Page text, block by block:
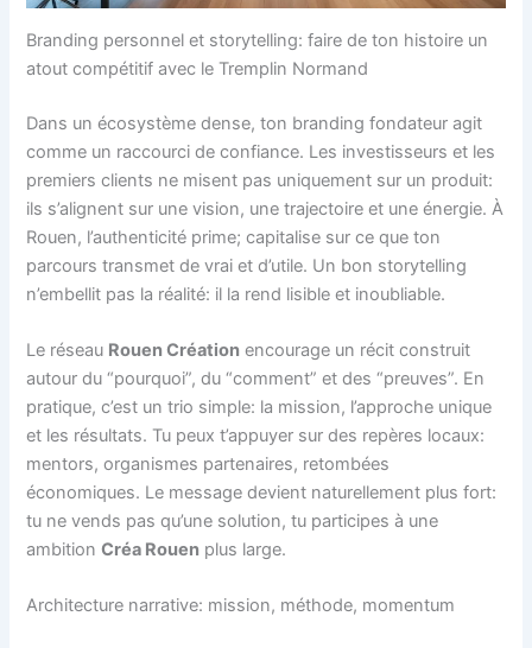
Branding personnel et storytelling: faire de ton histoire un
atout compétitif avec le Tremplin Normand
Dans un écosystème dense, ton branding fondateur agit
comme un raccourci de confiance. Les investisseurs et les
premiers clients ne misent pas uniquement sur un produit:
ils s’alignent sur une vision, une trajectoire et une énergie. À
Rouen, l’authenticité prime; capitalise sur ce que ton
parcours transmet de vrai et d’utile. Un bon storytelling
n’embellit pas la réalité: il la rend lisible et inoubliable.
Le réseau Rouen Création encourage un récit construit
autour du “pourquoi”, du “comment” et des “preuves”. En
pratique, c’est un trio simple: la mission, l’approche unique
et les résultats. Tu peux t’appuyer sur des repères locaux:
mentors, organismes partenaires, retombées
économiques. Le message devient naturellement plus fort:
tu ne vends pas qu’une solution, tu participes à une
ambitionCréa Rouen plus large.
Architecture narrative: mission, méthode, momentum